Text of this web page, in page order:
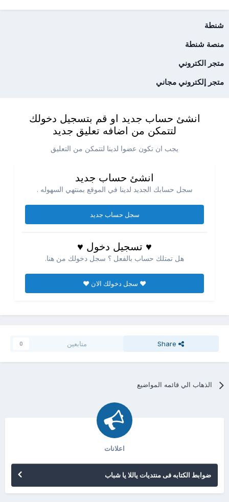
شنطة
منصة شنطة
متجر الكتروني
متجر إلكتروني مجاني
انشئ حساب جديد او قم بتسجيل دخولك
لتتمكن من اضافه تعليق جديد
يجب ان تكون عضوا لدينا لتتمكن من التعليق
انشئ حساب جديد
سجل حسابك الجديد لدينا في الموقع بمنتهي السهوله .
سجل حساب جديد
♥ تسجيل دخول ♥
هل تمتلك حساب بالفعل ؟ سجل دخولك من هنا.
♥ سجل دخولك الان ♥
Share متابعين 0
الذهاب الي قائمه المواضيع
اعلانات
ضوابط الكتابه فى منتديات ياللا يا شباب